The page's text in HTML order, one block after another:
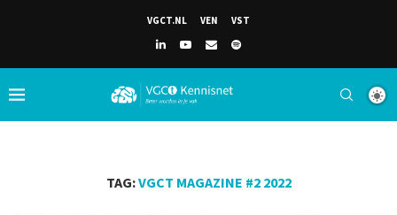
VGCT.NL VEN VST
TAG:VGCT MAGAZINE #2 2022